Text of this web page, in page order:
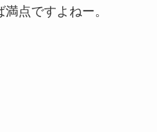
点ですよねー。